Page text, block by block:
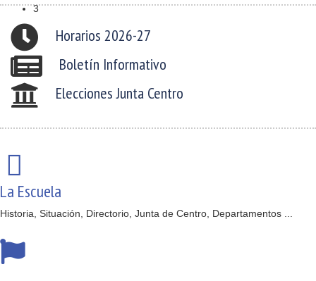
3
Horarios 2026-27
Boletín Informativo
Elecciones Junta Centro
La Escuela
Historia, Situación, Directorio, Junta de Centro, Departamentos ...